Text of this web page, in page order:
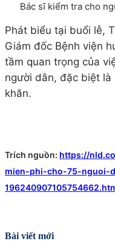
Bác sĩ kiểm tra cho
Phát biểu tại buổi lễ,
Giám đốc Bệnh viện
tầm quan trọng của
người dân, đặc biệt là
khăn.
Trích nguồn: https://
mien-phi-cho-75-nguoi-
Bài viết mới